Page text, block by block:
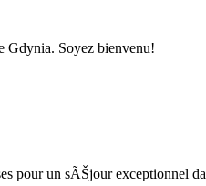
Gdynia. Soyez bienvenu!
pour un sÃŠjour exceptionnel